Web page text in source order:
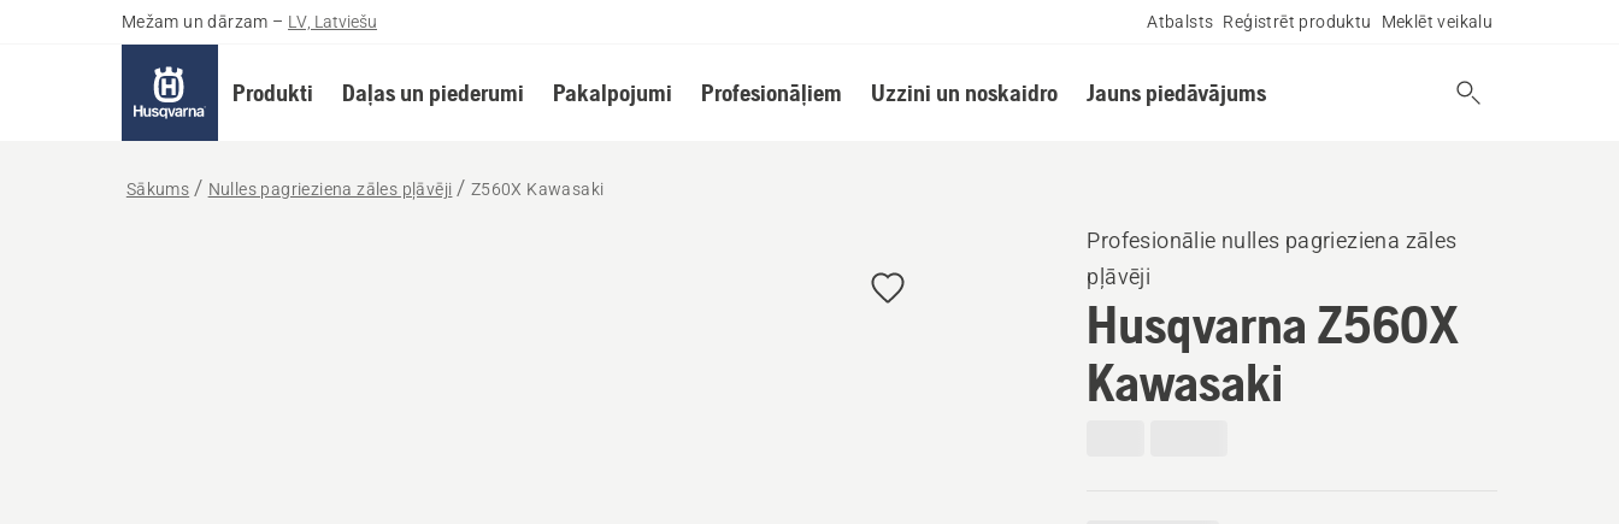
Mežam un dārzam – LV, Latviešu Atbalsts Reģistrēt produktu Meklēt veikalu
Produkti Daļas un piederumi Pakalpojumi Profesionāļiem Uzzini un noskaidro Jauns piedāvājums
Sākums Nulles pagrieziena zāles pļāvēji Z560X Kawasaki
Profesionālie nulles pagrieziena zāles
pļāvēji
Husqvarna Z560X
Kawasaki